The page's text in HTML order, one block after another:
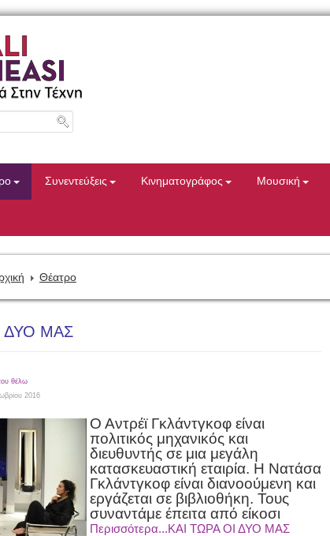
Συνεντεύξεις Κινηματογράφος Μουσική
Θέατρο
ΔΥΟ ΜΑΣ
θέλω
2016
Ο Αντρέϊ Γκλάντγκοφ είναι
πολιτικός μηχανικός και
διευθυντής σε μια μεγάλη
κατασκευαστική εταιρία. Η Νατάσα
Γκλάντγκοφ είναι διανοούμενη και
εργάζεται σε βιβλιοθήκη. Τους
συναντάμε έπειτα από είκοσι
Περισσότερα...ΚΑΙ ΤΩΡΑ ΟΙ ΔΥΟ ΜΑΣ